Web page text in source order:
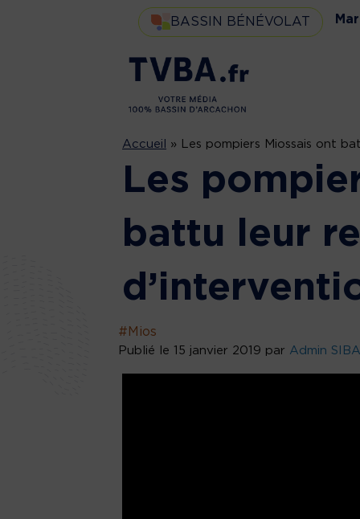
BASSIN BÉNÉVOLAT
Accueil » Les pompiers Miossais ont
Les
battu leur
#Mios
Publié le 15 janvier 2019 par Admin SIBA